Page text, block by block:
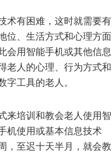
术有困难，这时就需要有
位、生活方式和心理方面
会用智能手机或其他信息
老人的心理、行为方式和
工具的老人。
来培训和教会老人使用智
机使用或基本信息技术
，至迟十天半月，就会教